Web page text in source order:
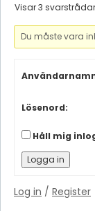
Visar 3 svarstrådar
Du måste vara
Lösenord:
Håll mig
Logga in
Log in / Register